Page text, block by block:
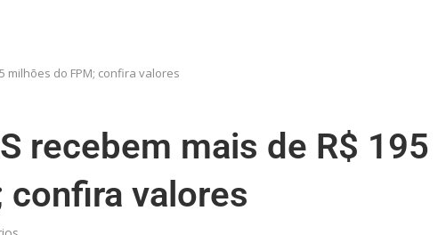
milhões do FPM; confira valores
recebem mais de R$ 195
confira valores